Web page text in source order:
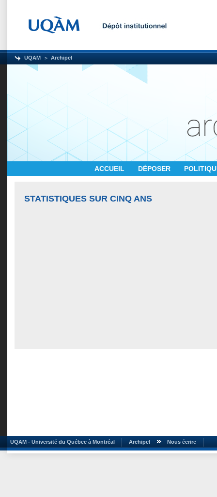
UQAM Archipel
ACCUEIL DÉPOSER
STATISTIQUES SUR CINQ ANS
UQAM - Université du Québec à Montréal Archipel Nous écrire